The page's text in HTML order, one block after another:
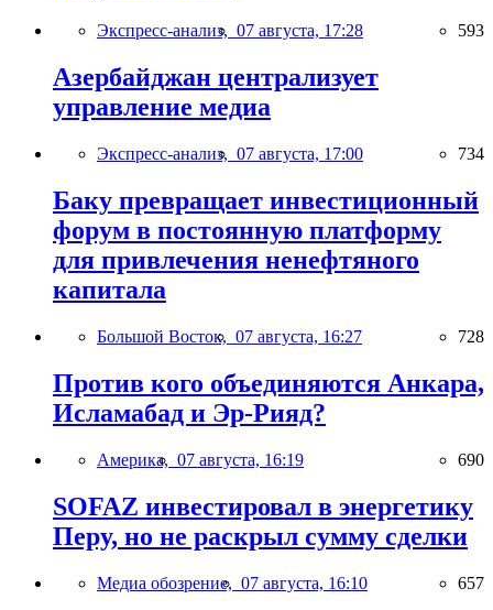
Экспресс-анализ, 07 августа, 17:28 593
Азербайджан централизует
управление медиа
Экспресс-анализ, 07 августа, 17:00 734
Баку превращает инвестиционный
форум в постоянную платформу
для привлечения ненефтяного
капитала
Большой Восток, 07 августа, 16:27 728
Против кого объединяются Анкара,
Исламабад и Эр-Рияд?
Америка, 07 августа, 16:19 690
SOFAZ инвестировал в энергетику
Перу, но не раскрыл сумму сделки
Медиа обозрение, 07 августа, 16:10 657